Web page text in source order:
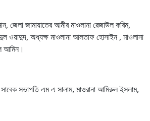
জেলা জামায়াতের আমীর মাওলানা রেজাউল করিম,
ওয়াদুদ, অধ্যক্ষ মাওলানা আলতাফ হোসাইন , মাওলানা
আমিন।
সভাপতি এম এ সালাম, মাওরানা আমিরুল ইসলাম,